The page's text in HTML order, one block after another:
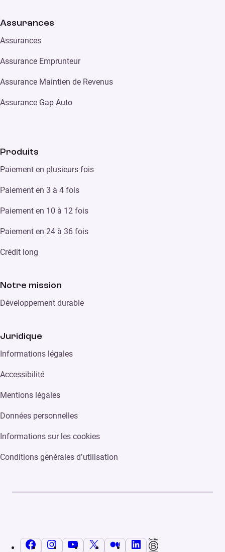
Assurances
Assurances
Assurance Emprunteur
Assurance Maintien de Revenus
Assurance Gap Auto
Produits
Paiement en plusieurs fois
Paiement en 3 à 4 fois
Paiement en 10 à 12 fois
Paiement en 24 à 36 fois
Crédit long
Notre mission
Développement durable
Juridique
Informations légales
Accessibilité
Mentions légales
Données personnelles
Informations sur les cookies
Conditions générales d’utilisation
FacebookInstagramYouTube MediumLinkedIn